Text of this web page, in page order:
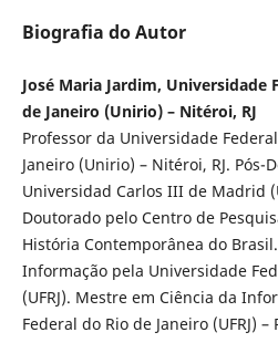
Biografia do Autor
José Maria Jardim, Universidade
de Janeiro (Unirio) – Nitéroi, RJ
Professor da Universidade
Janeiro (Unirio) – Nitéroi, RJ. Pós-
Universidad Carlos III de Madrid
Doutorado pelo Centro de
História Contemporânea do
Informação pela Universidade
(UFRJ). Mestre em Ciência da
Federal do Rio de Janeiro (UFRJ) –